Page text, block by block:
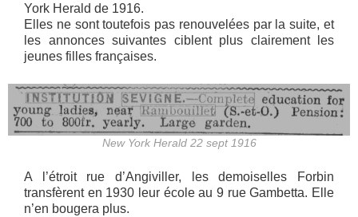
York Herald de 1916.
Elles ne sont toutefois pas renouvelées par la suite, et
les annonces suivantes ciblent plus clairement les
jeunes filles françaises.
New York Herald 22 sept 1916
A l’étroit rue d’Angiviller, les demoiselles Forbin
transfèrent en 1930 leur école au 9 rue Gambetta. Elle
n’en bougera plus.